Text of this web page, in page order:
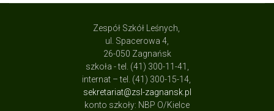
Zespół Szkół Leśnych,
ul. Spacerowa 4,
26-050 Zagnańsk
szkoła - tel. (41) 300-11-41,
internat – tel. (41) 300-15-14,
sekretariat@zsl-zagnansk.pl
konto szkoły: NBP O/Kielce